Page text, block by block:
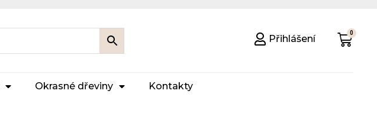
Přihlášení
Okrasné dřeviny Kontakty